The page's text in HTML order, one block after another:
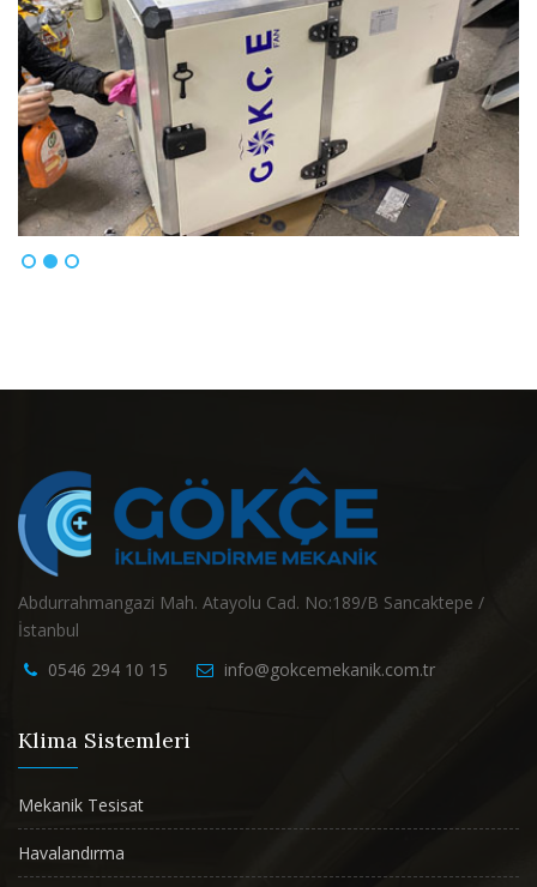
Abdurrahmangazi Mah. Atayolu Cad. No:189/B Sancaktepe /
İstanbul
0546 294 10 15
info@gokcemekanik.com.tr
Klima Sistemleri
Mekanik Tesisat
Havalandırma